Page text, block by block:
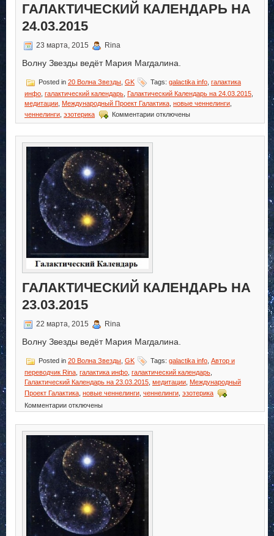
ГАЛАКТИЧЕСКИЙ КАЛЕНДАРЬ НА
24.03.2015
23 марта, 2015 Rina
Волну Звезды ведёт Мария Магдалина.
Posted in 20 Волна Звезды GK Tags: galactika info галактика
инфо галактический календарь Галактический Календарь на 24.03.2015
медитации Международный Проект Галактика новые ченнелинги
ченнелинги эзотерика Комментариик
записи
отключены
ГАЛАКТИЧЕСКИЙ КАЛЕНДАРЬ НА
23.03.2015
22 марта, 2015 Rina
Волну Звезды ведёт Мария Магдалина.
Posted in 20 Волна Звезды GK Tags: galactika info Автор и
переводчик Rina галактика инфо галактический календарь
Галактический Календарь на 23.03.2015 медитации Международный
Проект Галактика новые ченнелинги ченнелинги эзотерика
Комментариик
записи
Галактический
Календарь
на
23.03.2015
отключены